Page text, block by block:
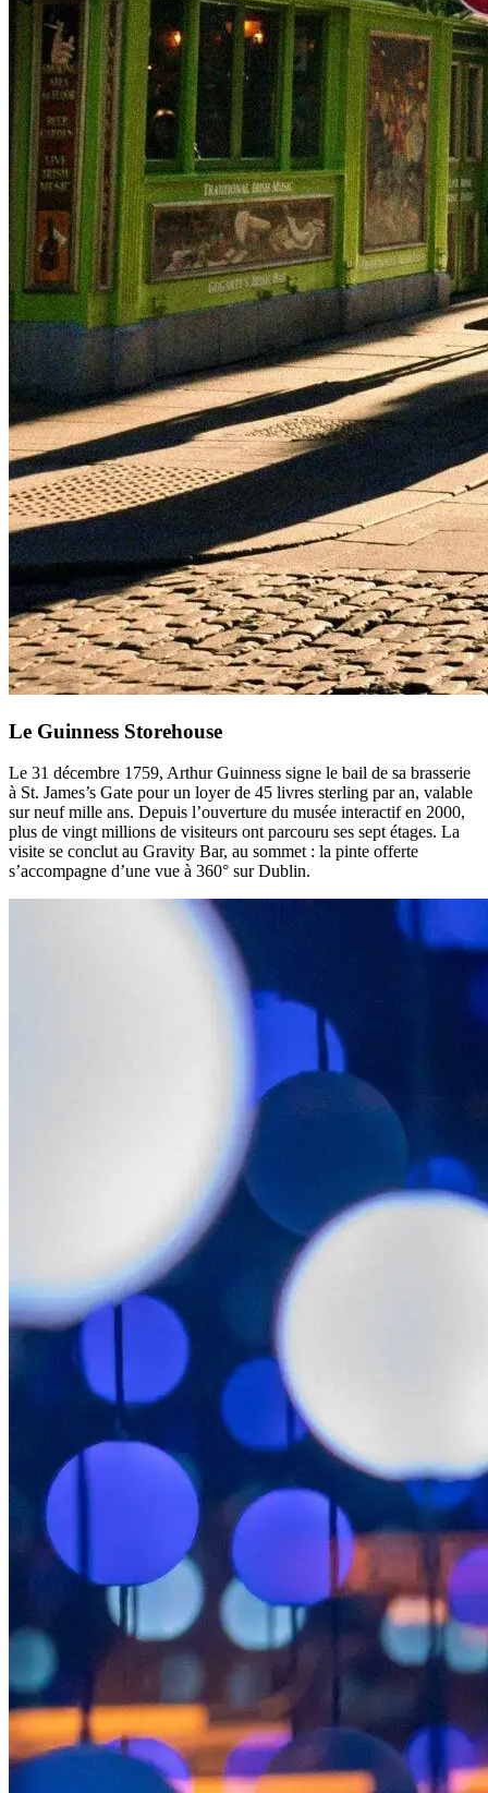
Le Guinness Storehouse
Le 31 décembre 1759, Arthur Guinness signe le bail de sa brasserie
à St. James’s Gate pour un loyer de 45 livres sterling par an, valable
sur neuf mille ans. Depuis l’ouverture du musée interactif en 2000,
plus de vingt millions de visiteurs ont parcouru ses sept étages. La
visite se conclut au Gravity Bar, au sommet : la pinte offerte
s’accompagne d’une vue à 360° sur Dublin.